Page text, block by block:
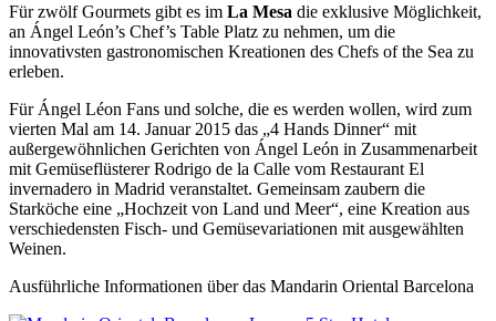
Für zwölf Gourmets gibt es im La Mesa die exklusive Möglichkeit,
an Ángel León’s Chef’s Table Platz zu nehmen, um die
innovativsten gastronomischen Kreationen des Chefs of the Sea zu
erleben.
Für Ángel Léon Fans und solche, die es werden wollen, wird zum
vierten Mal am 14. Januar 2015 das „4 Hands Dinner“ mit
außergewöhnlichen Gerichten von Ángel León in Zusammenarbeit
mit Gemüseflüsterer Rodrigo de la Calle vom Restaurant El
invernadero in Madrid veranstaltet. Gemeinsam zaubern die
Starköche eine „Hochzeit von Land und Meer“, eine Kreation aus
verschiedensten Fisch- und Gemüsevariationen mit ausgewählten
Weinen.
Ausführliche Informationen über das Mandarin Oriental Barcelona